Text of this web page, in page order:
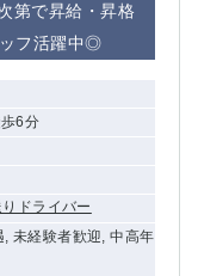
第で昇給・昇格
フ活躍中◎
6分
りドライバー
未経験者歓迎, 中高年